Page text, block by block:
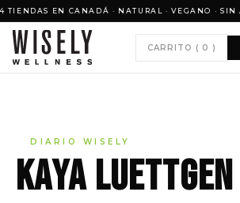
EN CANADÁ · NATURAL · VEGANO · SIN
CARRITO ( 0 )
DIARIO WISELY
Kaya Luettgen